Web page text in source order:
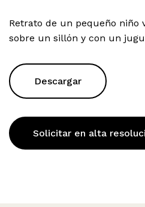
Retrato de un pequeño niño
sobre un sillón y con un
Descargar
Solicitar en alta